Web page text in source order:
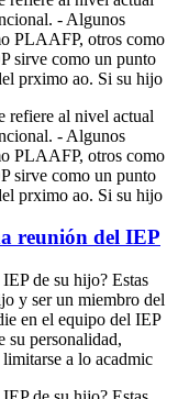
- Algunos
PLAAFP, otros como
sirve como un punto
prximo ao. Si su hijo
refiere al nivel actual
- Algunos
PLAAFP, otros como
sirve como un punto
prximo ao. Si su hijo
reunión del IEP
de su hijo? Estas
y ser un miembro del
en el equipo del IEP
su personalidad,
a lo acadmic